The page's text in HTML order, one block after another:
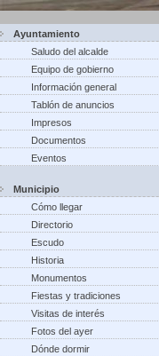
Ayuntamiento
Saludo del alcalde
Equipo de gobierno
Información general
Tablón de anuncios
Impresos
Documentos
Eventos
Municipio
Cómo llegar
Directorio
Escudo
Historia
Monumentos
Fiestas y tradiciones
Visitas de interés
Fotos del ayer
Dónde dormir